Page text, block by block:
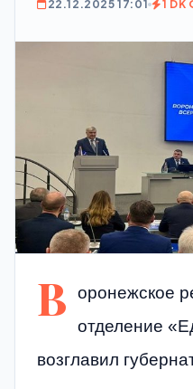
22.12.2025 17:01 1 DK
В
оронежское
отделение
возглавил